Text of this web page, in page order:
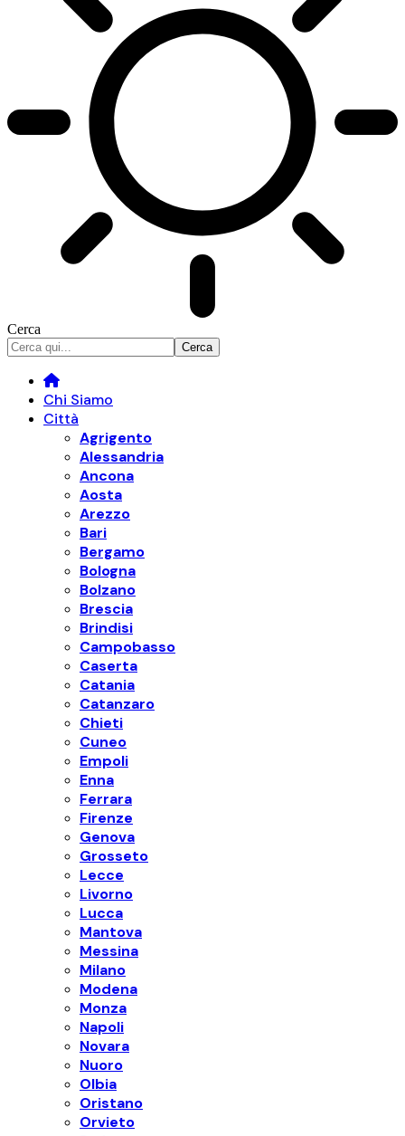
Cerca
Chi Siamo
Città
Agrigento
Alessandria
Ancona
Aosta
Arezzo
Bari
Bergamo
Bologna
Bolzano
Brescia
Brindisi
Campobasso
Caserta
Catania
Catanzaro
Chieti
Cuneo
Empoli
Enna
Ferrara
Firenze
Genova
Grosseto
Lecce
Livorno
Lucca
Mantova
Messina
Milano
Modena
Monza
Napoli
Novara
Nuoro
Olbia
Oristano
Orvieto